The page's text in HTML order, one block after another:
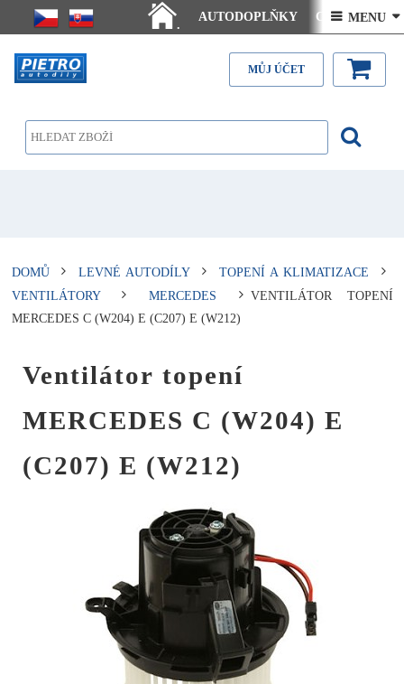
.
AUTODOPLŇKY Ceny doručení
Články - návody Kontakt
 MENU 
MŮJ ÚČET
DOMŮ LEVNÉ AUTODÍLY
TOPENÍ A KLIMATIZACE
VENTILÁTORY
MERCEDES
VENTILÁTOR TOPENÍ
MERCEDES C (W204) E (C207) E (W212)
Ventilátor topení
MERCEDES C (W204) E
(C207) E (W212)